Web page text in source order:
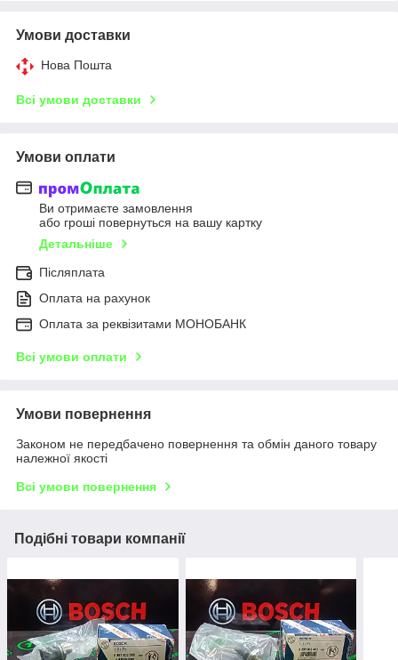
Умови доставки
Нова Пошта
Всі умови доставки
Умови оплати
Ви отримаєте замовлення
або гроші повернуться на вашу картку
Детальніше
Післяплата
Оплата на рахунок
Оплата за реквізитами МОНОБАНК
Всі умови оплати
Умови повернення
Законом не передбачено повернення та обмін даного товару
належної якості
Всі умови повернення
Подібні товари компанії